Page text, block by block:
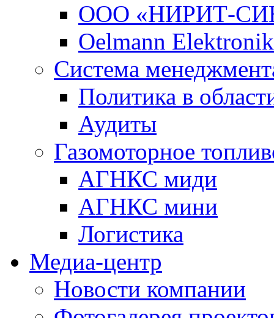
ООО «НИРИТ-
Oelmann
Система
Политика в
Аудиты
Газомоторное
АГНКС миди
АГНКС мини
Логистика
Медиа-центр
Новости компании